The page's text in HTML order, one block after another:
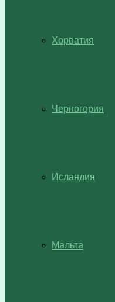
Хорватия
Черногория
Исландия
Мальта